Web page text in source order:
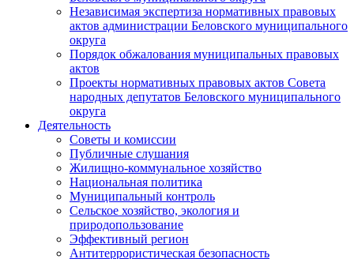
Независимая экспертиза нормативных правовых
актов администрации Беловского муниципального
округа
Порядок обжалования муниципальных правовых
актов
Проекты нормативных правовых актов Совета
народных депутатов Беловского муниципального
округа
Деятельность
Советы и комиссии
Публичные слушания
Жилищно-коммунальное хозяйство
Национальная политика
Муниципальный контроль
Сельское хозяйство, экология и
природопользование
Эффективный регион
Антитеррористическая безопасность